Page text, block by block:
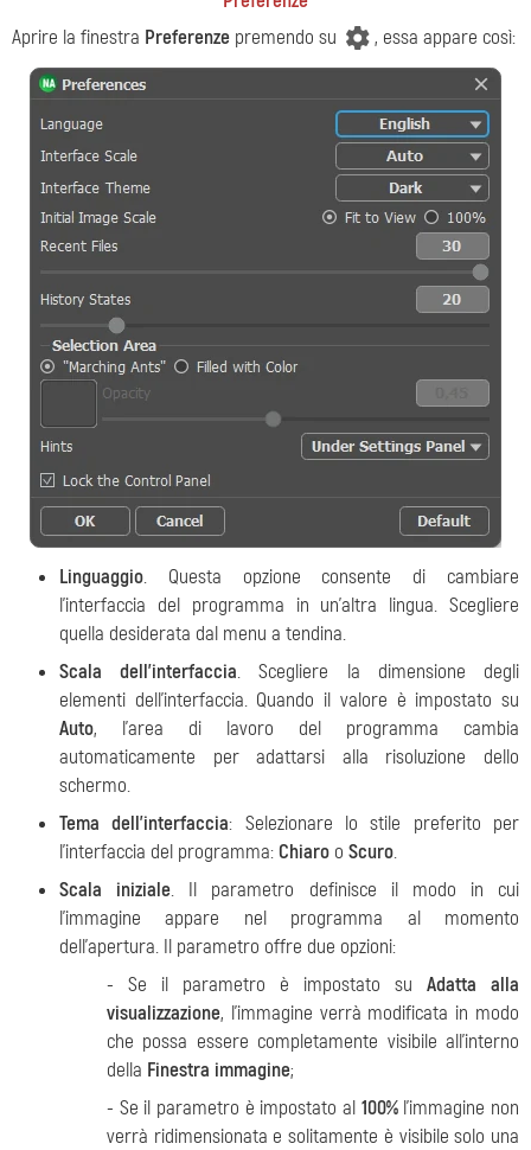
Aprire la finestra Preferenze premendo su , essa appare così:
Linguaggio. Questa opzione consente di cambiare
l'interfaccia del programma in un'altra lingua. Scegliere
quella desiderata dal menu a tendina.
Scala dell'interfaccia. Scegliere la dimensione degli
elementi dell'interfaccia. Quando il valore è impostato su
Auto, l'area di lavoro del programma cambia
automaticamente per adattarsi alla risoluzione dello
schermo.
Tema dell'interfaccia: Selezionare lo stile preferito per
l'interfaccia del programma:Chiaro o Scuro.
Scala iniziale. Il parametro definisce il modo in cui
l’immagine appare nel programma al momento
dell’apertura. Il parametro offre due opzioni:
- Se il parametro è impostato su Adatta alla
visualizzazione, l'immagine verrà modificata in modo
che possa essere completamente visibile all'interno
della Finestra immagine;
- Se il parametro è impostato al 100%l'immagine non
verrà ridimensionata e solitamente è visibile solo una